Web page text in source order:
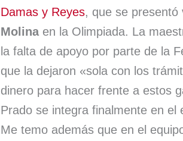
Damas y Reyes, que se
Molinaen la Olimpiada. La
la falta de apoyo por parte de la
que la dejaron «sola con los
dinero para hacer frente a estos
Prado se integra finalmente en el
Me temo además que en el